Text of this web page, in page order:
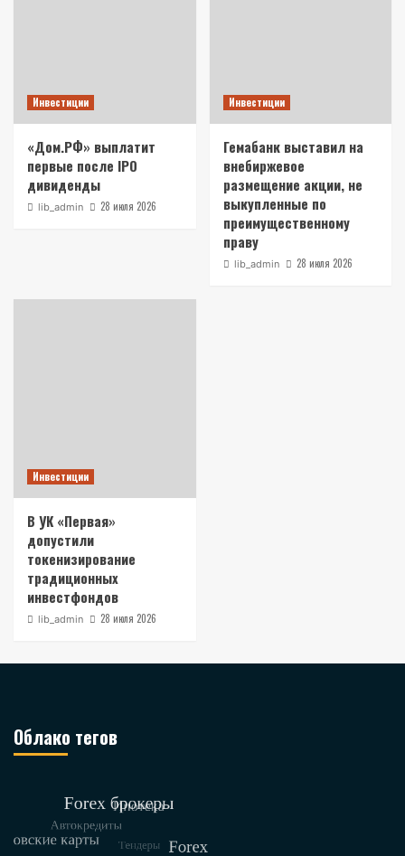
Инвестиции
«Дом.РФ» выплатит
первые после IPO
дивиденды
lib_admin 28 июля 2026
Инвестиции
Гемабанк выставил на
внебиржевое
размещение акции, не
выкупленные по
преимущественному
праву
lib_admin 28 июля 2026
Инвестиции
В УК «Первая»
допустили
токенизирование
традиционных
инвестфондов
lib_admin 28 июля 2026
Облако тегов